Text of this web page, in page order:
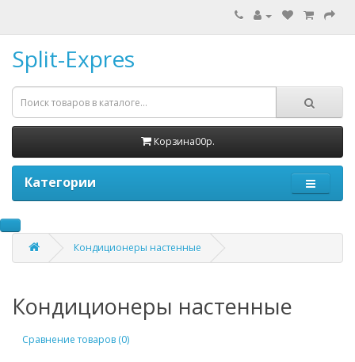
Split-Expres
Корзина00р.
Категории
Кондиционеры настенные
Кондиционеры настенные
Сравнение товаров (0)